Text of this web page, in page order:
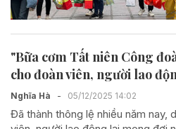
"Bữa cơm Tất niên Công
cho đoàn viên, người lao
Nghĩa Hà - 05/12/2025 14:02
Đã thành thông lệ nhiều năm nay,